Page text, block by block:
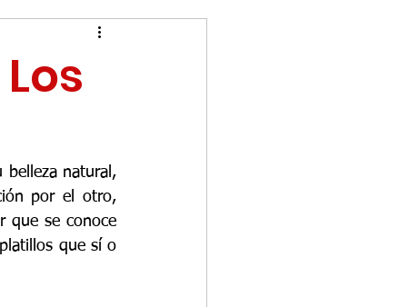
belleza natural,
por el otro,
que se conoce
que sí o